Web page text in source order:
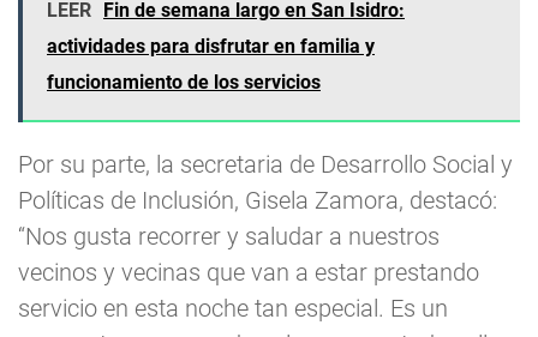
LEER
Fin de semana largo en San Isidro:
actividades para disfrutar en familia y
funcionamiento de los servicios
Por su parte, la secretaria de Desarrollo Social y
Políticas de Inclusión, Gisela Zamora, destacó:
“Nos gusta recorrer y saludar a nuestros
vecinos y vecinas que van a estar prestando
servicio en esta noche tan especial. Es un